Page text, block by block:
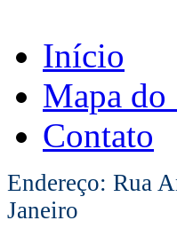
Início
Mapa do
Contato
Endereço: Rua
Janeiro